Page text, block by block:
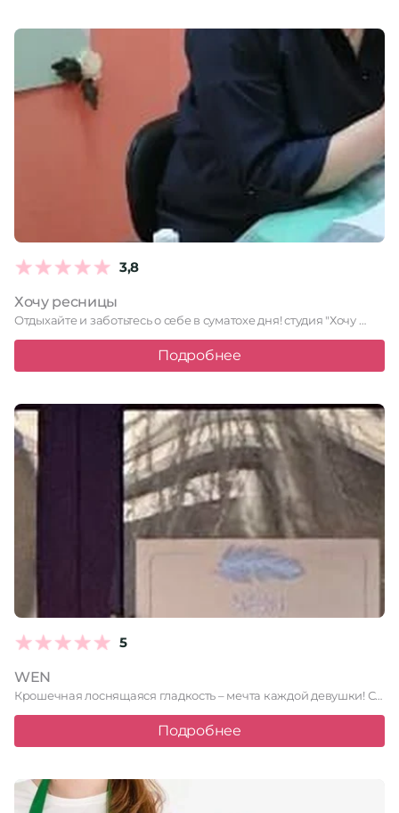
3,8
Хочу ресницы
Отдыхайте и заботьтесь о себе в суматохе дня! студия "Хочу …
Подробнее
5
WEN
Крошечная лоснящаяся гладкость – мечта каждой девушки!Студия лазерной эпиляции …
Подробнее